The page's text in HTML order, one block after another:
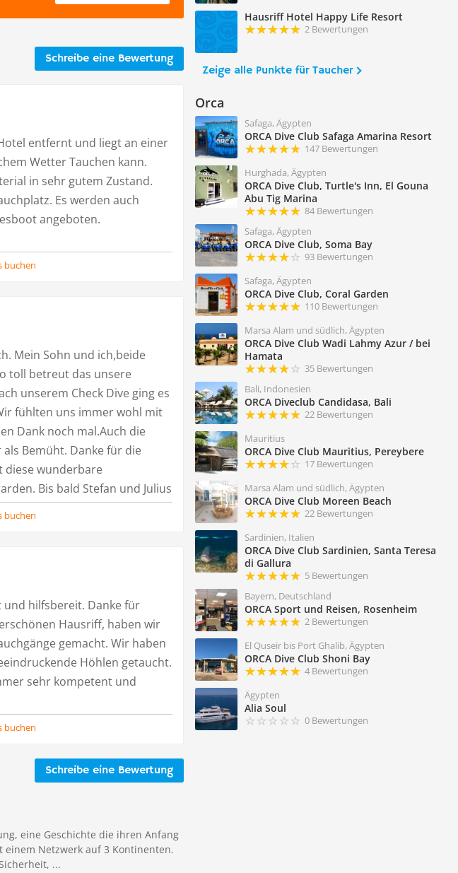
Hausriff Hotel Happy Life Resort
2 Bewertungen
Zeige alle Punkte für Taucher
Orca
Safaga, Ägypten
ORCA Dive Club Safaga Amarina Resort
147 Bewertungen
Hurghada, Ägypten
ORCA Dive Club, Turtle's Inn, El Gouna
Abu Tig Marina
84 Bewertungen
Safaga, Ägypten
ORCA Dive Club, Soma Bay
93 Bewertungen
Safaga, Ägypten
ORCA Dive Club, Coral Garden
110 Bewertungen
Marsa Alam und südlich, Ägypten
ORCA Dive Club Wadi Lahmy Azur / bei
Hamata
35 Bewertungen
Bali, Indonesien
ORCA Diveclub Candidasa, Bali
22 Bewertungen
Mauritius
ORCA Dive Club Mauritius, Pereybere
17 Bewertungen
Marsa Alam und südlich, Ägypten
ORCA Dive Club Moreen Beach
22 Bewertungen
Sardinien, Italien
ORCA Dive Club Sardinien, Santa Teresa
di Gallura
5 Bewertungen
Bayern, Deutschland
ORCA Sport und Reisen, Rosenheim
2 Bewertungen
El Quseir bis Port Ghalib, Ägypten
ORCA Dive Club Shoni Bay
4 Bewertungen
Ägypten
Alia Soul
0 Bewertungen
Schreibe eine Bewertung
entfernt und liegt an einer
Wetter Tauchen kann.
in sehr gutem Zustand.
Es werden auch
angeboten.
buchen
Mein Sohn und ich,beide
toll betreut das unsere
unserem Check Dive ging es
fühlten uns immer wohl mit
Dank noch mal.Auch die
Bemüht. Danke für die
diese wunderbare
Bis bald Stefan und Julius
buchen
und hilfsbereit. Danke für
Hausriff, haben wir
gemacht. Wir haben
Höhlen getaucht.
sehr kompetent und
buchen
Schreibe eine Bewertung
eine Geschichte die ihren Anfang
Netzwerk auf 3 Kontinenten.
...